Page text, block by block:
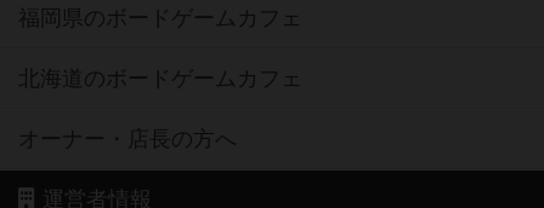
福岡県のボードゲームカフェ
北海道のボードゲームカフェ
オーナー・店長の方へ
運営者情報